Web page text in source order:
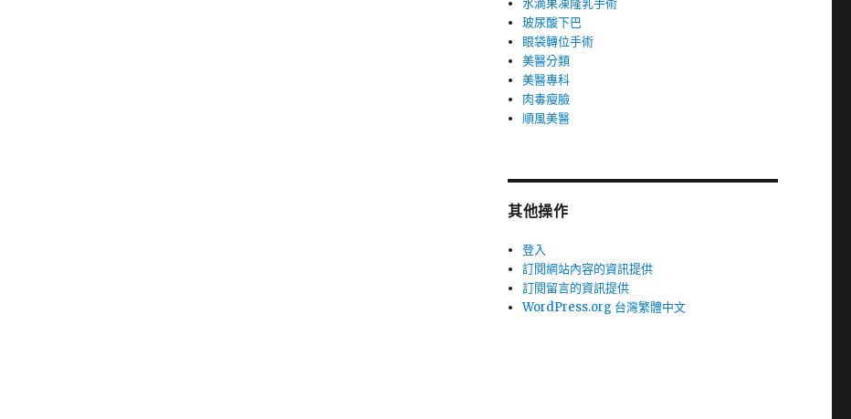
水滴果凍隆乳手術
玻尿酸下巴
眼袋轉位手術
美醫分類
美醫專科
肉毒瘦臉
順風美醫
其他操作
登入
訂閱網站內容的資訊提供
訂閱留言的資訊提供
WordPress.org 台灣繁體中文